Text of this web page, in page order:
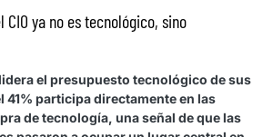
CIO ya no es tecnológico, sino
lidera el presupuesto tecnológico de sus
41% participa directamente en las
de tecnología, una señal de que las